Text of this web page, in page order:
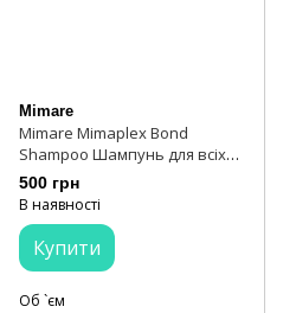
Mimare
Mimare Mimaplex Bond
Shampoo Шампунь для всіх
типів волосся 200 мл
500 грн
В наявності
Купити
Об `єм